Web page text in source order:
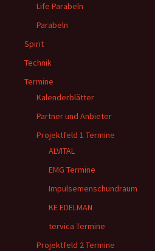
Life Parabeln
Parabeln
Spirit
Technik
Termine
Kalenderblätter
Partner und Anbieter
Projektfeld 1 Termine
ALVITAL
EMG Termine
Impulsemenschundraum
KE EDELMAN
tervica Termine
Projektfeld 2 Termine